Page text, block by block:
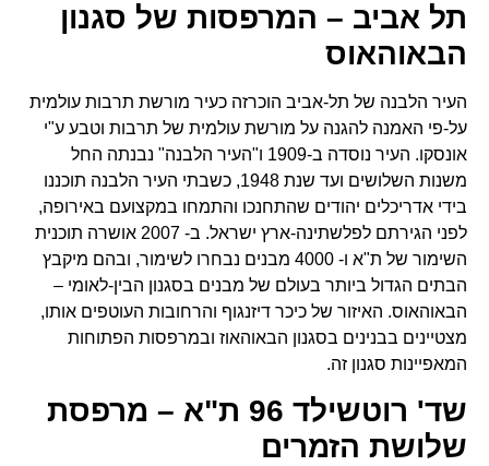
תל אביב – המרפסות של סגנון
הבאוהאוס
העיר הלבנה של תל-אביב הוכרזה כעיר מורשת תרבות עולמית
על-פי האמנה להגנה על מורשת עולמית של תרבות וטבע ע"י
אונסקו. העיר נוסדה ב-1909 ו"העיר הלבנה" נבנתה החל
משנות השלושים ועד שנת 1948, כשבתי העיר הלבנה תוכננו
בידי אדריכלים יהודים שהתחנכו והתמחו במקצועם באירופה,
לפני הגירתם לפלשתינה-ארץ ישראל. ב- 2007 אושרה תוכנית
השימור של ת"א ו- 4000 מבנים נבחרו לשימור, ובהם מיקבץ
הבתים הגדול ביותר בעולם של מבנים בסגנון הבין-לאומי –
הבאוהאוס. האיזור של כיכר דיזנגוף והרחובות העוטפים אותו,
מצטיינים בבנינים בסגנון הבאוהאוז ובמרפסות הפתוחות
המאפיינות סגנון זה.
שד' רוטשילד 96 ת"א – מרפסת
שלושת הזמרים